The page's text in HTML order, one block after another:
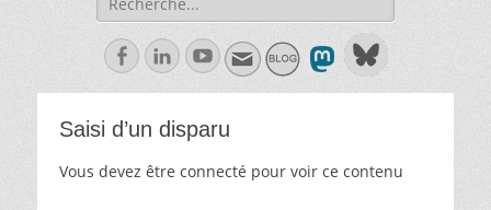
de:
FacebookLinkedln
Youtube
Saisi d’un disparu
Vous devez être connecté pour voir ce contenu